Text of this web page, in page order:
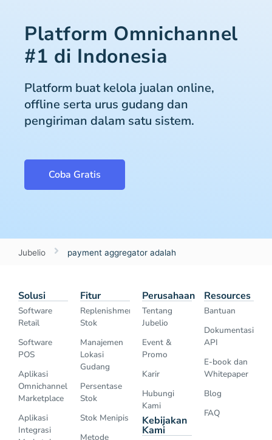
Platform Omnichannel
#1 di Indonesia
Platform buat kelola jualan online,
offline serta urus gudang dan
pengiriman dalam satu sistem.
Coba Gratis
Jubelio payment aggregator adalah
Solusi
Software
Retail
Software
POS
Aplikasi
Omnichannel
Marketplace
Aplikasi
Integrasi
Fitur
Replenishment
Stok
Manajemen
Lokasi
Gudang
Persentase
Stok
Stok Menipis
Metode
Perusahaan
Tentang
Jubelio
Event &
Promo
Karir
Hubungi
Kami
Kebijakan
Kami
Resources
Bantuan
Dokumentasi
API
E-book dan
Whitepaper
Blog
FAQ